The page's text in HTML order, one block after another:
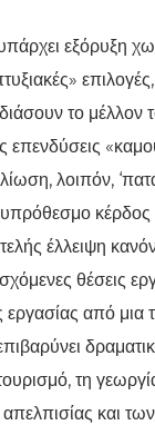
εξόρυξη
το
επενδύσεις
λοιπόν,
κέρδος
έλλειψη
θέσεις
εργασίας από μια
τη
και